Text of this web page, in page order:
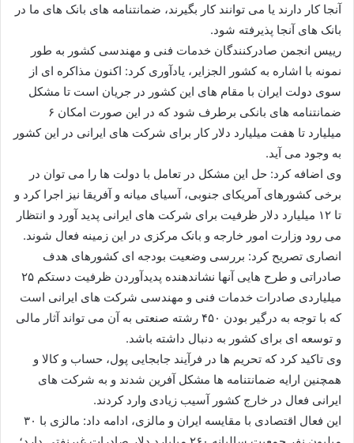
آنجا کار دارند یا می توانند کار بگیرند، ضمانتنامه های بانک های ما در
بانک های آنجا پذیرفته شود.
رییس انجمن صادرکنندگان خدمات فنی و مهندسی کشور به طور
نمونه با اشاره به کشور الجزایر، یادآوری کرد: اکنون مذاکره ای از
سوی دولت ایران با مقام های این کشور در جریان است تا مشکل
ضمانتنامه های بانکی برطرف شود که در این صورت امکان ۶
میلیارد تا هفت میلیارد دلار کار برای شرکت های ایرانی در این کشور
به وجود می آید.
وی اضافه کرد: حل این مشکل در تعامل با دولت ها را می توان در
برخی کشورهای آمریکای جنوبی، آسیای میانه و آفریقا نیز اجرا کرد و
تا ۱۲ میلیارد دلار ظرفیت برای شرکت های ایرانی پدید آورد و انتظار
می رود وزارت امور خارجه و بانک مرکزی در این زمینه فعال شوند.
انصاری تصریح کرد: بررسی وضعیت بودجه ای کشورهای هدف
صادراتی و طرح هایی آنها نشاندهنده پدیدآوردن ظرفیت دستکم ۲۵
میلیاردی صادرات خدمات فنی و مهندسی شرکت های ایرانی است
که با توجه به درگیر بودن ۴۵۰ رشته صنعتی به آن می تواند آثار مالی
و توسعه ای برای کشور به دنبال داشته باشد.
وی تاکید کرد که تحریم ها در فرآیند جابجایی پول، حساب و کالا و
همچنین ارایه ضمانتنامه ها مشکل آفرین شدند و به شرکت های
ایرانی فعال در خارج کشور آسیب زیادی وارد کردند.
این فعال اقتصادی با مقایسه ایران و مالزی، ادامه داد: مالزی با ۳۰